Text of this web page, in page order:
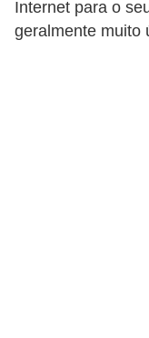
Internet para o
geralmente muito